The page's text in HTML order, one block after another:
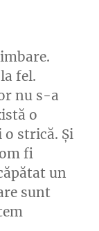
fel.
nu s-a
o
o strică. Și
fi
un
sunt